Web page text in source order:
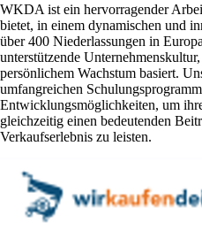
WKDA ist ein hervorragender
bietet, in einem dynamischen und
über 400 Niederlassungen in
unterstützende
persönlichem Wachstum basiert.
umfangreichen
Entwicklungsmöglichkeiten, um
gleichzeitig einen bedeutenden
Verkaufserlebnis zu leisten.